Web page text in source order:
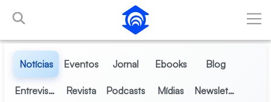
Pular para o Conteúdo principal
Notícias Eventos Jornal Ebooks Blog
Entrevistas Revista Podcasts Mídias Newsletter